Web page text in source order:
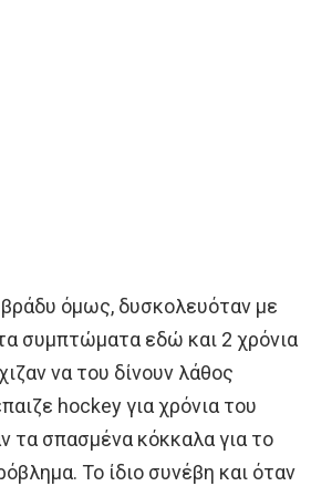
βράδυ όμως, δυσκολευόταν με
συμπτώματα εδώ και 2 χρόνια
να του δίνουν λάθος
hockey για χρόνια του
τα σπασμένα κόκκαλα για το
Το ίδιο συνέβη και όταν